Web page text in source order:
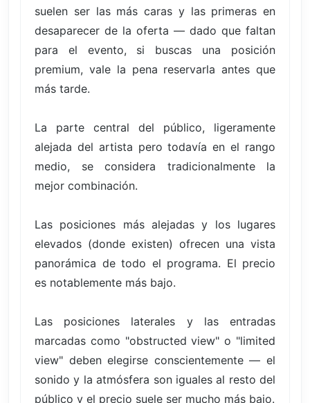
suelen ser las más caras y las primeras en
desaparecer de la oferta — dado que faltan
para el evento, si buscas una posición
premium, vale la pena reservarla antes que
más tarde.
La parte central del público, ligeramente
alejada del artista pero todavía en el rango
medio, se considera tradicionalmente la
mejor combinación.
Las posiciones más alejadas y los lugares
elevados (donde existen) ofrecen una vista
panorámica de todo el programa. El precio
es notablemente más bajo.
Las posiciones laterales y las entradas
marcadas como "obstructed view" o "limited
view" deben elegirse conscientemente — el
sonido y la atmósfera son iguales al resto del
público y el precio suele ser mucho más bajo.